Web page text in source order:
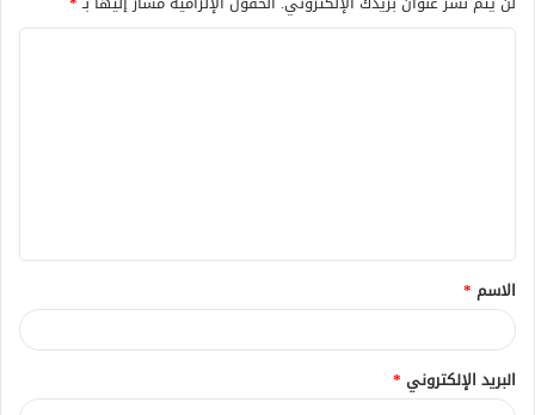
ق
*
الاسم *
البريد الإلكتروني *